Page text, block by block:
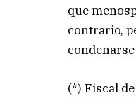
que
contrario,
(*) Fiscal